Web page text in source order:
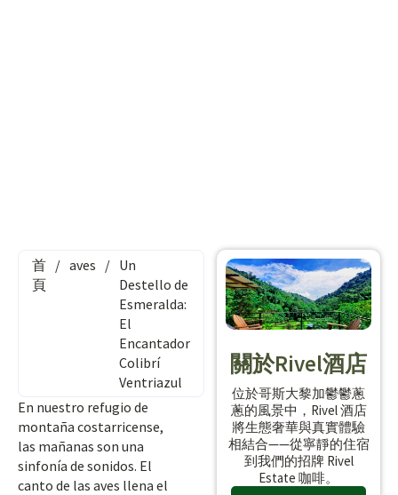
首
頁
/ aves / Un
Destello de
Esmeralda:
El
Encantador
Colibrí
Ventriazul
En nuestro refugio de
montaña costarricense,
las mañanas son una
sinfonía de sonidos. El
canto de las aves llena el
關於Rivel酒店
位於哥斯大黎加鬱鬱蔥
蔥的風景中，Rivel 酒店
將生態奢華與真實體驗
相結合——從寧靜的住宿
到我們的招牌 Rivel
Estate 咖啡。